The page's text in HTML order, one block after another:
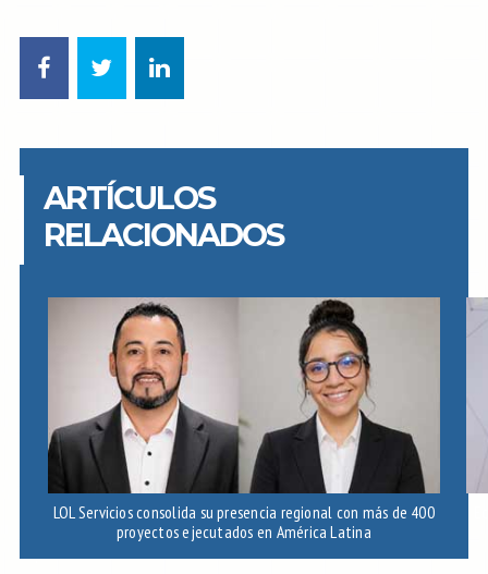
ARTÍCULOS
RELACIONADOS
LOL Servicios consolida su presencia regional con más de 400
proyectos ejecutados en América Latina